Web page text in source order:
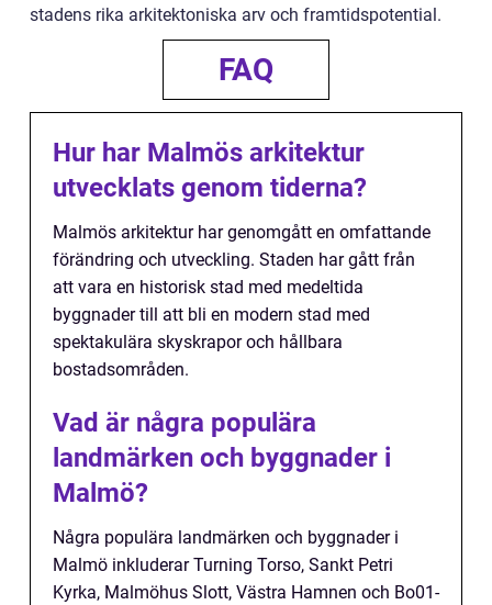
stadens rika arkitektoniska arv och framtidspotential.
FAQ
Hur har Malmös arkitektur
utvecklats genom tiderna?
Malmös arkitektur har genomgått en omfattande
förändring och utveckling. Staden har gått från
att vara en historisk stad med medeltida
byggnader till att bli en modern stad med
spektakulära skyskrapor och hållbara
bostadsområden.
Vad är några populära
landmärken och byggnader i
Malmö?
Några populära landmärken och byggnader i
Malmö inkluderar Turning Torso, Sankt Petri
Kyrka, Malmöhus Slott, Västra Hamnen och Bo01-